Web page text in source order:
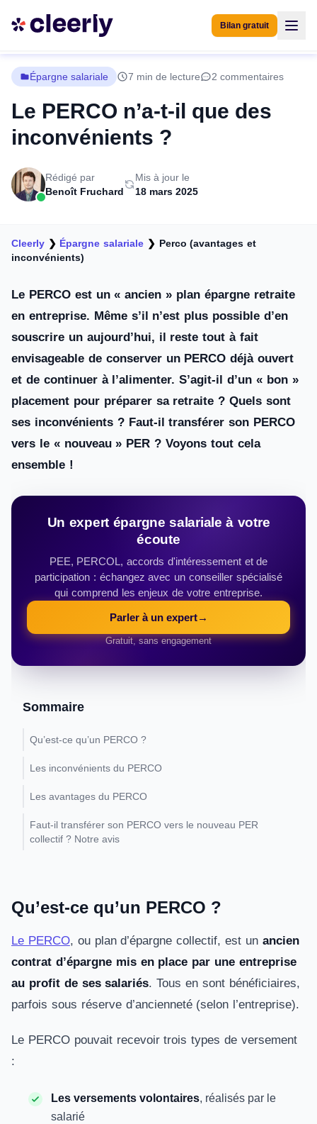
Bilan gratuit
Épargne salariale 7 min de lecture 2 commentaires
Le PERCO n’a-t-il que des
inconvénients ?
Rédigé par
Benoît Fruchard
Mis à jour le
18 mars 2025
Cleerly ❯ Épargne salariale ❯ Perco (avantages et
inconvénients)
Le PERCO est un « ancien » plan épargne retraite
en entreprise. Même s’il n’est plus possible d’en
souscrire un aujourd’hui, il reste tout à fait
envisageable de conserver un PERCO déjà ouvert
et de continuer à l’alimenter. S’agit-il d’un « bon »
placement pour préparer sa retraite ? Quels sont
ses inconvénients ? Faut-il transférer son PERCO
vers le « nouveau » PER ? Voyons tout cela
ensemble !
Un expert épargne salariale à votre
écoute
PEE, PERCOL, accords d'intéressement et de
participation : échangez avec un conseiller spécialisé
qui comprend les enjeux de votre entreprise.
Parler à un expert→
Gratuit, sans engagement
Sommaire
Qu’est-ce qu’un PERCO ?
Les inconvénients du PERCO
Les avantages du PERCO
Faut-il transférer son PERCO vers le nouveau PER
collectif ? Notre avis
Qu’est-ce qu’un PERCO ?
Le PERCO, ou plan d’épargne collectif, est un ancien
contrat d’épargne mis en place par une entreprise
au profit de ses salariés. Tous en sont bénéficiaires,
parfois sous réserve d’ancienneté (selon l’entreprise).
Le PERCO pouvait recevoir trois types de versement
:
Les versements volontaires, réalisés par le
salarié